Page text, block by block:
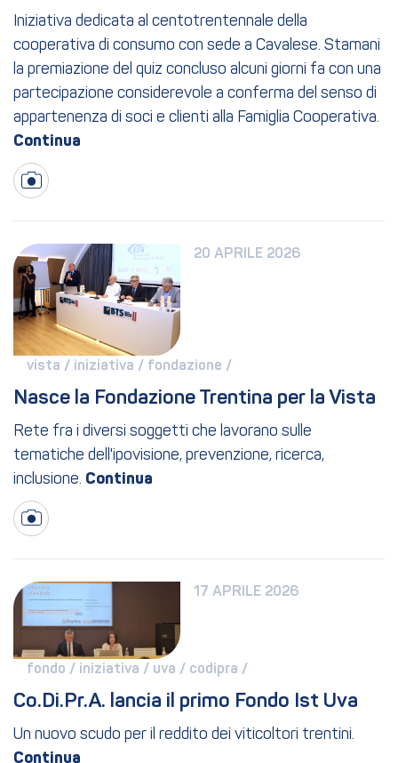
Iniziativa dedicata al centotrentennale della
cooperativa di consumo con sede a Cavalese. Stamani
la premiazione del quiz concluso alcuni giorni fa con una
partecipazione considerevole a conferma del senso di
appartenenza di soci e clienti alla Famiglia Cooperativa.
20 APRILE 2026
vista / iniziativa / fondazione /
Nasce la Fondazione Trentina per la Vista
Rete fra i diversi soggetti che lavorano sulle
tematiche dell'ipovisione, prevenzione, ricerca,
inclusione.
17 APRILE 2026
fondo / iniziativa / uva / codipra /
Co.Di.Pr.A. lancia il primo Fondo Ist Uva
Un nuovo scudo per il reddito dei viticoltori trentini.